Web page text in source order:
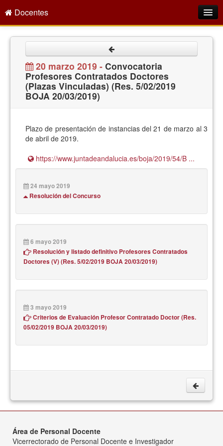
Docentes
Empleo Público
Gestión PDI
Formación y Evaluación
Acción Social
Directorio
20 marzo 2019 - Convocatoria
Profesores Contratados Doctores
(Plazas Vinculadas) (Res. 5/02/2019
BOJA 20/03/2019)
Plazo de presentación de instancias del 21 de marzo al 3
de abril de 2019.
https://www.juntadeandalucia.es/boja/2019/54/B ...
24 mayo 2019
Resolución del Concurso
6 mayo 2019
Resolución y listado definitivo Profesores Contratados
Doctores (V) (Res. 5/02/2019 BOJA 20/03/2019)
3 mayo 2019
Criterios de Evaluación Profesor Contratado Doctor (Res.
05/02/2019 BOJA 20/03/2019)
Área de Personal Docente
Vicerrectorado de Personal Docente e Investigador